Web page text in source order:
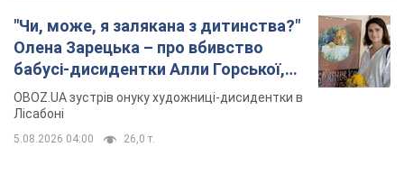
"Чи, може, я залякана з дитинства?"
Олена Зарецька – про вбивство
бабусі-дисидентки Алли Горської,
критику Дмитра Стуса та втечу в
Португалію з 5 дітьми
OBOZ.UA зустрів онуку художниці-дисидентки в
Лісабоні
5.08.2026 04:00 26,0 т.